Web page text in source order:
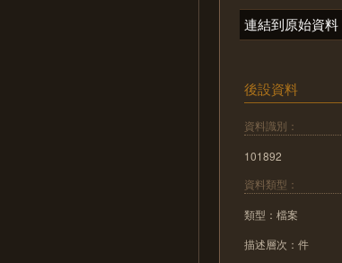
連結到原始資料
後設資料
資料識別：
101892
資料類型：
類型：檔案
描述層次：件